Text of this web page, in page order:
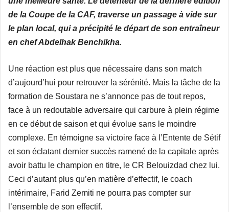
de la Coupe de la CAF, traverse un passage à vide sur
le plan local, qui a précipité le départ de son entraîneur
en chef Abdelhak Benchikha.
Une réaction est plus que nécessaire dans son match
d’aujourd’hui pour retrouver la sérénité. Mais la tâche de la
formation de Soustara ne s’annonce pas de tout repos,
face à un redoutable adversaire qui carbure à plein régime
en ce début de saison et qui évolue sans le moindre
complexe. En témoigne sa victoire face à l’Entente de Sétif
et son éclatant dernier succès ramené de la capitale après
avoir battu le champion en titre, le CR Belouizdad chez lui.
Ceci d’autant plus qu’en matière d’effectif, le coach
intérimaire, Farid Zemiti ne pourra pas compter sur
l’ensemble de son effectif.